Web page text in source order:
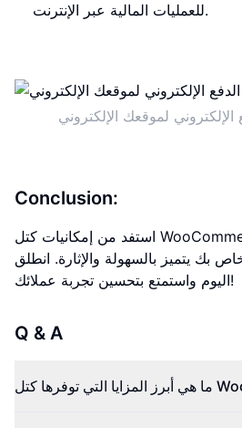
للعمليات المالية عبر الإنترنت.
لموقعك الإلكتروني
Conclusion:
استفد من إمكانيات كتل WooCommerce الرائعة وجعل موقع
بك يتميز بالسهولة والإثارة. انطلق
اليوم واستمتع بتحسين تجربة عملائك!
Q & A